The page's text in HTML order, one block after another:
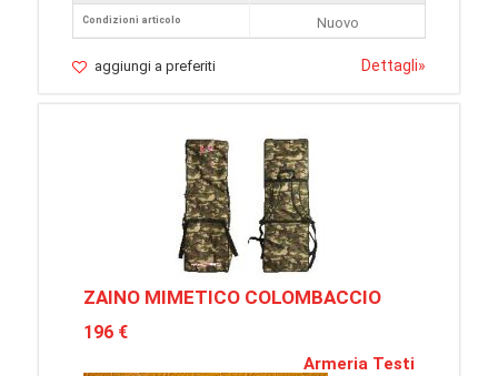
Condizioni articolo
Nuovo
aggiungi a preferiti Dettagli»
ZAINO MIMETICO COLOMBACCIO
196 €
Armeria Testi